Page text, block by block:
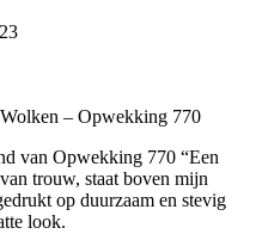
– Opwekking 770
van Opwekking 770 “Een
trouw, staat boven mijn
op duurzaam en stevig
look.